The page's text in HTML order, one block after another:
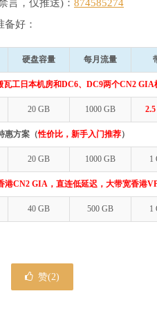
言，仅推送)： 874585274
好：
硬盘容量 每月流量
工日本机房和DC6、DC9两个CN2 GIA
20 GB 1000 GB
惠方案（性价比，新手入门推荐）
20 GB 1000 GB 1
港CN2 GIA，直连低延迟，大带宽香港
40 GB 500 GB 1
赞(2)